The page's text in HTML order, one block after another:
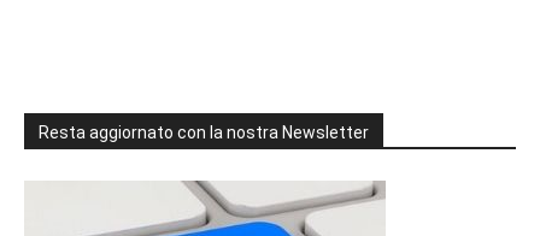
Resta aggiornato con la nostra Newsletter